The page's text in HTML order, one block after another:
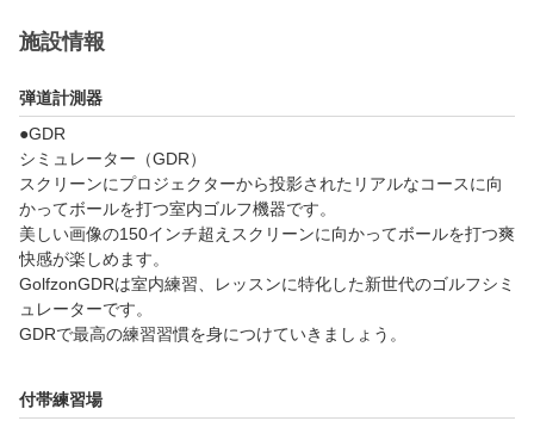
施設に確認させていただきます。
1日(月) 23:59
■クーポン進呈日　：2026年9月中旬頃
■進呈内容：楽天GORA店 Supported by GOLF5で使える5,000円
分クーポン（最低購入金額条件なし）
■キャンペーンページ：https://gora.golf.rakuten.co.jp/doc/lesson/z
施設情報
弾道計測器
●GDR
シミュレーター（GDR）
スクリーンにプロジェクターから投影されたリアルなコースに向
かってボールを打つ室内ゴルフ機器です。
美しい画像の150インチ超えスクリーンに向かってボールを打つ爽
快感が楽しめます。
GolfzonGDRは室内練習、レッスンに特化した新世代のゴルフシミ
ュレーターです。
GDRで最高の練習習慣を身につけていきましょう。
①多彩な練習モード
付帯練習場